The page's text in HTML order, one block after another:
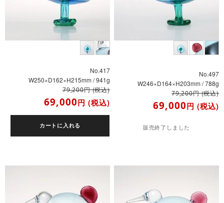
No.417
W250×D162×H215mm / 941g
79,200円(税込)
69,000円 (税込)
カートに入れる
No.497
W246×D164×H203mm / 788g
79,200円(税込)
69,000円 (税込)
販売終了しました